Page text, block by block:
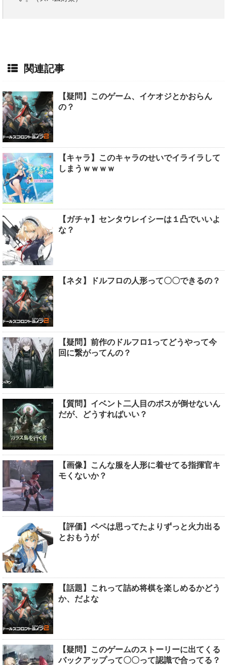
関連記事
【疑問】このゲーム、イケオジとかおらん
の？
【キャラ】このキャラのせいでイライラして
しまうｗｗｗｗ
【ガチャ】センタウレイシーは１凸でいいよ
な？
【ネタ】ドルフロの人形って〇〇できるの？
【疑問】前作のドルフロ1ってどうやって今
回に繋がってんの？
【質問】イベント二人目のボスが倒せないん
だが、どうすればいい？
【画像】こんな服を人形に着せてる指揮官キ
モくないか？
【評価】ペペは思ってたよりずっと火力出る
とおもうが
【話題】これって詰め将棋を楽しめるかどう
か、だよな
【疑問】このゲームのストーリーに出てくる
バックアップって〇〇って認識で合ってる？